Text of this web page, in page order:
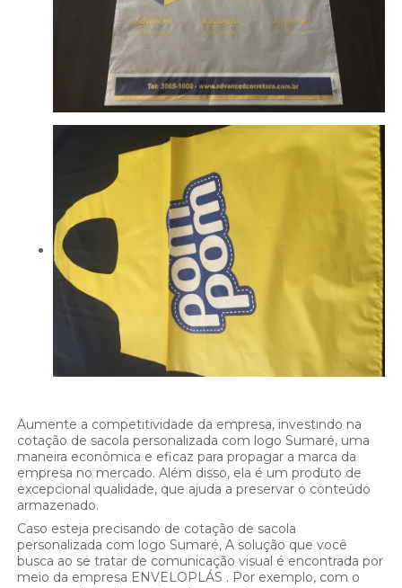
Aumente a competitividade da empresa, investindo na
cotação de sacola personalizada com logo Sumaré, uma
maneira econômica e eficaz para propagar a marca da
empresa no mercado. Além disso, ela é um produto de
excepcional qualidade, que ajuda a preservar o conteúdo
armazenado.
Caso esteja precisando de cotação de sacola
personalizada com logo Sumaré, A solução que você
busca ao se tratar de comunicação visual é encontrada por
meio da empresa ENVELOPLÁS . Por exemplo, com o